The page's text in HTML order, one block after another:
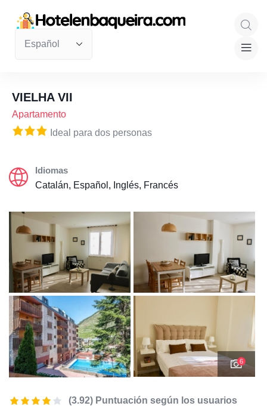
VIELHA VII
Apartamento
Ideal para dos personas
Idiomas
Catalán, Español, Inglés, Francés
6
(3.92) Puntuación según los usuarios